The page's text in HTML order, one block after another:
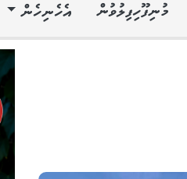
މުނިފޫހިފިލުވުން އެހެނިހެން